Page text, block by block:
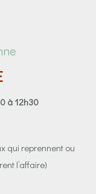
à 12h30
qui reprennent ou
l’affaire)